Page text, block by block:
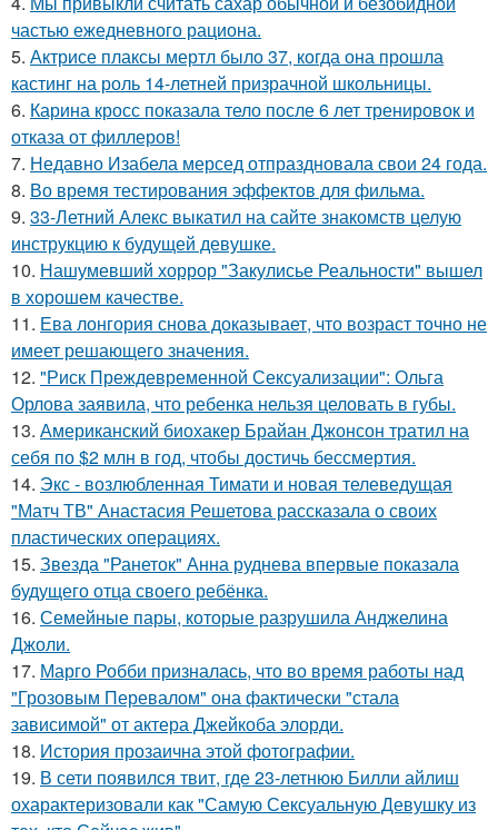
частью ежедневного рациона.
5. Актрисе плаксы мертл было 37, когда она прошла
кастинг на роль 14-летней призрачной школьницы.
6. Карина кросс показала тело после 6 лет тренировок и
отказа от филлеров!
7. Недавно Изабела мерсед отпраздновала свои 24 года.
8. Во время тестирования эффектов для фильма.
9. 33-Летний Алекс выкатил на сайте знакомств целую
инструкцию к будущей девушке.
10. Нашумевший хоррор "Закулисье Реальности" вышел
в хорошем качестве.
11. Ева лонгория снова доказывает, что возраст точно не
имеет решающего значения.
12. "Риск Преждевременной Сексуализации": Ольга
Орлова заявила, что ребенка нельзя целовать в губы.
13. Американский биохакер Брайан Джонсон тратил на
себя по $2 млн в год, чтобы достичь бессмертия.
14. Экс - возлюбленная Тимати и новая телеведущая
"Матч ТВ" Анастасия Решетова рассказала о своих
пластических операциях.
15. Звезда "Ранеток" Анна руднева впервые показала
будущего отца своего ребёнка.
16. Семейные пары, которые разрушила Анджелина
Джоли.
17. Марго Робби призналась, что во время работы над
"Грозовым Перевалом" она фактически "стала
зависимой" от актера Джейкоба элорди.
18. История прозаична этой фотографии.
19. В сети появился твит, где 23-летнюю Билли айлиш
охарактеризовали как "Самую Сексуальную Девушку из